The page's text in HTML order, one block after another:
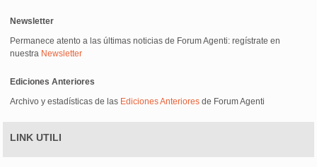
Newsletter
Permanece atento a las últimas noticias de Forum Agenti: regístrate en
nuestra Newsletter
Ediciones Anteriores
Archivo y estadísticas de las Ediciones Anteriores de Forum Agenti
LINK UTILI